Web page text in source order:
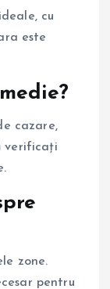
cu
este
cazare,
verificați
zone.
pentru